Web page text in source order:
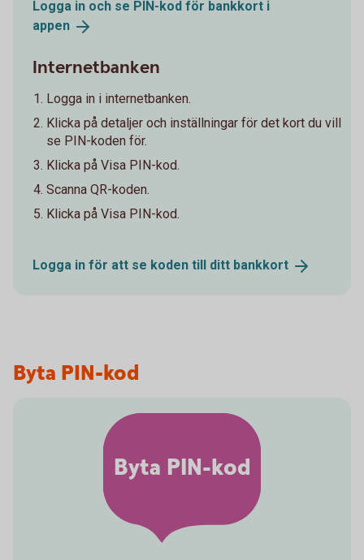
Logga in och se PIN-kod för bankkort i
appen
Internetbanken
Logga in i internetbanken.
Klicka på detaljer och inställningar för det kort du vill
se PIN-koden för.
Klicka på Visa PIN-kod.
Scanna QR-koden.
Klicka på Visa PIN-kod.
Logga in för att se koden till ditt bankkort
Byta PIN-kod
Byta PIN-kod